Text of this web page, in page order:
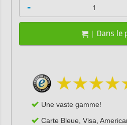
-
Dans le
Une vaste gamme!
Carte Bleue, Visa,